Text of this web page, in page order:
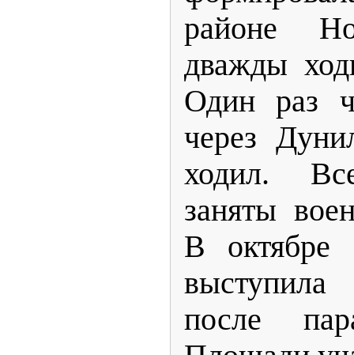
районе
дважды
Один раз
через
ходил.
заняты
В октябре
после